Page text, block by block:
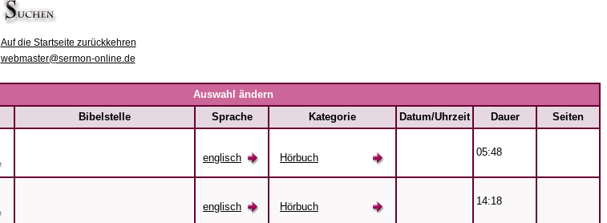
Auf die Startseite zurückkehren
webmaster@sermon-online.de
Auswahl ändern
Bibelstelle Sprache Kategorie Datum/Uhrzeit Dauer Seiten
englisch Hörbuch 05:48
englisch Hörbuch 14:18